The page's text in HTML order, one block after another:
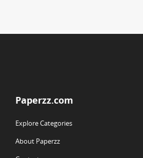
Paperzz.com
Explore Categories
About Paperzz